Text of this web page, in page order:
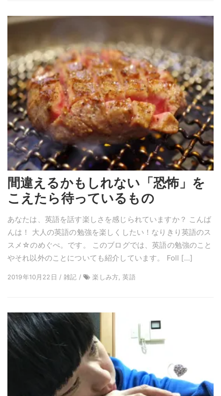
間違えるかもしれない「恐怖」を
こえたら待っているもの
あなたは、英語を話す楽しさを感じられていますか？ こんば
んは！ 大人の英語の勉強を楽しくしたい！なりきり英語のス
スメ☆のめぐぺ。です。 このブログでは、英語の勉強のこと
やそれ以外のことについても紹介しています。 Foll […]
2019年10月22日 / 雑記 / 楽しみ方, 英語